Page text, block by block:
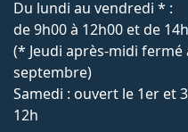
Du lundi au vendredi * :
de 9h00 à 12h00 et de
(* Jeudi après-midi
septembre)
Samedi : ouvert le 1er et
12h